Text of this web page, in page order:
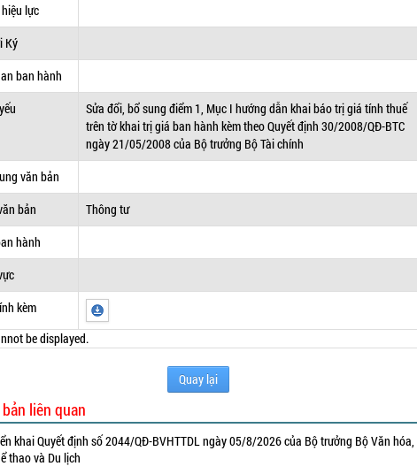
lực
Ký
ban hành
Sửa đổi, bổ sung điểm 1, Mục I hướng dẫn khai báo trị giá tính thuế
trên tờ khai trị giá ban hành kèm theo Quyết định 30/2008/QĐ-BTC
ngày 21/05/2008 của Bộ trưởng Bộ Tài chính
văn bản
bản
Thông tư
hành
kèm
be displayed.
Quay lại
liên quan
khai Quyết định số 2044/QĐ-BVHTTDL ngày 05/8/2026 của Bộ trưởng Bộ Văn hóa,
thao và Du lịch